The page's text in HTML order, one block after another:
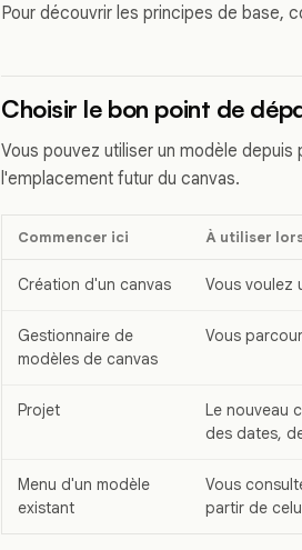
Pour découvrir les principes de base,
Choisir le bon point de
Vous pouvez utiliser un modèle
l'emplacement futur du canvas.
Commencer ici À utiliser
Création d'un canvas Vous voulez
Gestionnaire de
modèles de canvas
Vous
Projet
Le nouveau
des dates,
Menu d'un modèle
existant
Vous
partir de